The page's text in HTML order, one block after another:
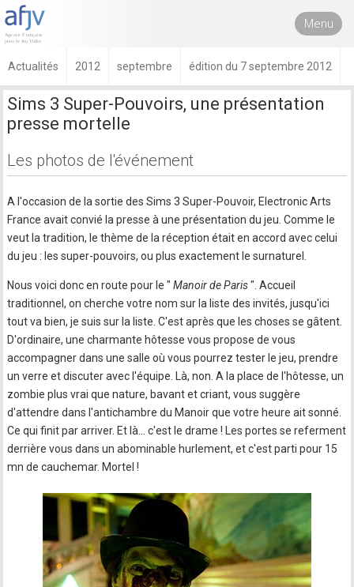
Menu
Actualités 2012 septembre édition du 7 septembre 2012
Sims 3 Super-Pouvoirs, une présentation
presse mortelle
Les photos de l'événement
A l'occasion de la sortie des Sims 3 Super-Pouvoir, Electronic Arts
France avait convié la presse à une présentation du jeu. Comme le
veut la tradition, le thème de la réception était en accord avec celui
du jeu : les super-pouvoirs, ou plus exactement le surnaturel.
Nous voici donc en route pour le " Manoir de Paris". Accueil
traditionnel, on cherche votre nom sur la liste des invités, jusqu'ici
tout va bien, je suis sur la liste. C'est après que les choses se gâtent.
D'ordinaire, une charmante hôtesse vous propose de vous
accompagner dans une salle où vous pourrez tester le jeu, prendre
un verre et discuter avec l'équipe. Là, non. A la place de l'hôtesse, un
zombie plus vrai que nature, bavant et criant, vous suggère
d'attendre dans l'antichambre du Manoir que votre heure ait sonné.
Ce qui finit par arriver. Et là... c'est le drame ! Les portes se referment
derrière vous dans un abominable hurlement, et c'est parti pour 15
mn de cauchemar. Mortel !